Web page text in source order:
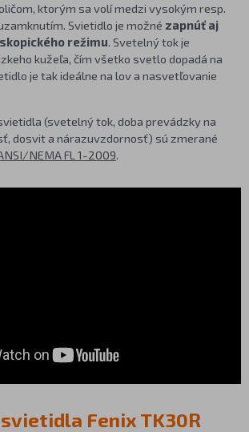
ktorým sa volí medzi vysokým resp.
Svietidlo je možné zapnúť aj
režimu. Svetelný tok je
kužeľa, čím všetko svetlo dopadá na
je tak ideálne na lov a nasvetľovanie
(svetelný tok, doba prevádzky na
dosvit a nárazuvzdornosť) sú zmerané
NEMA FL 1-2009.
Fenix TK30R